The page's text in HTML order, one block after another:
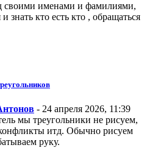
своими именами и фамилиями,
знать кто есть кто , обращаться
- 24 апреля 2026, 11:39
мы треугольники не рисуем,
итд. Обычно рисуем
руку.